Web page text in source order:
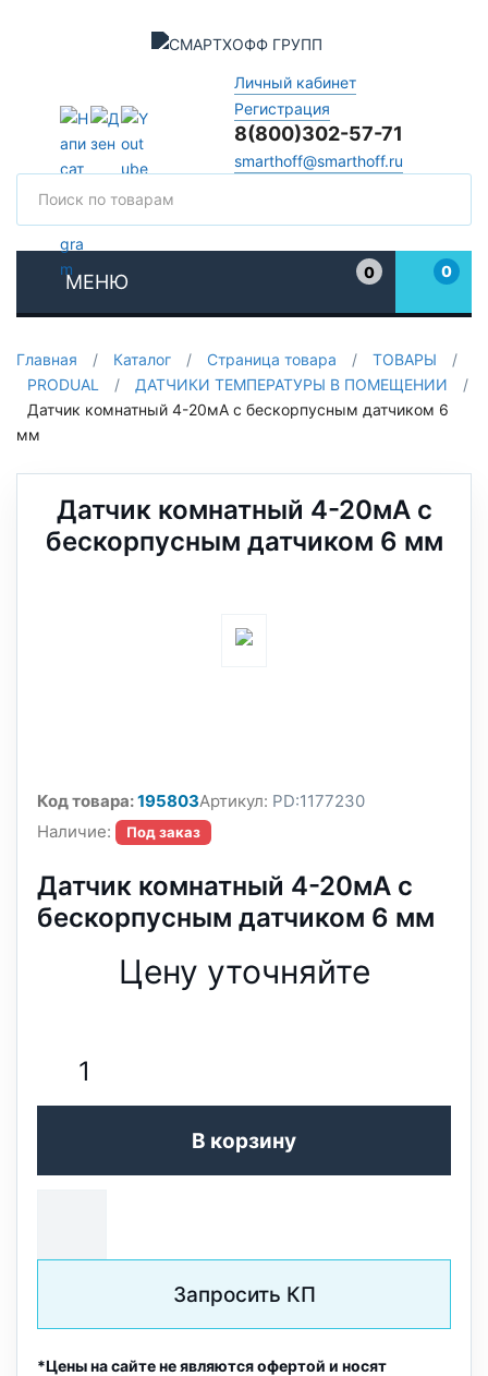
Личный кабинет
Регистрация
8(800)302-57-71
smarthoff@smarthoff.ru
МЕНЮ
0
0
Главная / Каталог / Страница товара / ТОВАРЫ
/
PRODUAL
/ ДАТЧИКИ ТЕМПЕРАТУРЫ В ПОМЕЩЕНИИ
/
Датчик комнатный 4-20мА с бескорпусным датчиком 6
мм
Датчик комнатный 4-20мА с
бескорпусным датчиком 6 мм
Код товара:195803Артикул: PD:1177230
Наличие:
Под заказ
Датчик комнатный 4-20мА с
бескорпусным датчиком 6 мм
Цену уточняйте
В корзину
Запросить КП
*Цены на сайте не являются офертой и носят